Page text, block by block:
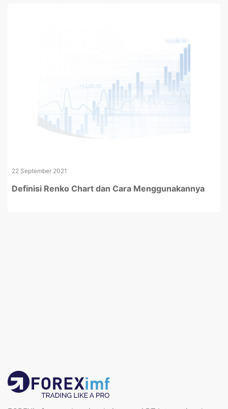
22 September 2021
Definisi Renko Chart dan Cara Menggunakannya